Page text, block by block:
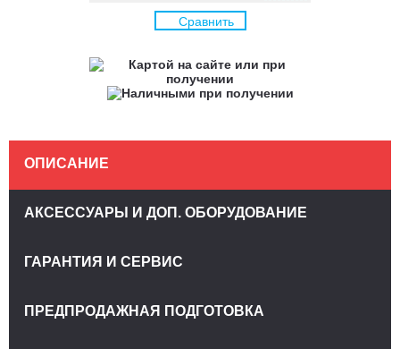
Сравнить
ОПИСАНИЕ
АКСЕССУАРЫ И ДОП. ОБОРУДОВАНИЕ
ГАРАНТИЯ И СЕРВИС
ПРЕДПРОДАЖНАЯ ПОДГОТОВКА